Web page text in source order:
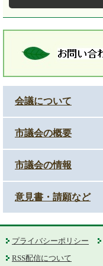
会議について
市議会の概要
市議会の情報
意見書・請願など
プライバシーポリシー
RSS配信について